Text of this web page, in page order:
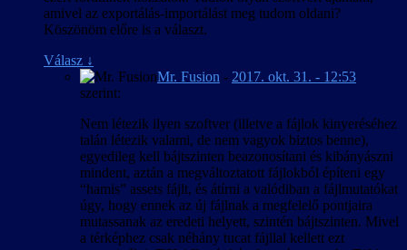
amivel az exportálás-importálást meg tudom oldani?
Köszönöm előre is a választ.
Válasz ↓
Mr. Fusion - 2017. okt. 31. - 12:53
szerint:
Nem létezik ilyen szoftver (illetve a fájlok kinyeréséhez
talán létezik valami, de nem vagyok biztos benne),
egyedileg kell bájtszinten beazonosítani és kibányászni
mindent, aztán a megváltoztatott fájlokból építeni egy
“hamis” assets fájlt, és átírni a valódiban a fájlmutatókat
úgy, hogy ennek az új fájlnak a megfelelő pontjaira
mutassanak az eredeti helyett, szintén bájtszinten. Mivel
a térképhez csak néhány tucat fájllal kellett ezt